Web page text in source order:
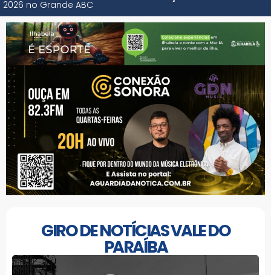
2026 no Grande ABC
GIRO DE NOTÍCIAS VALE DO
PARAÍBA